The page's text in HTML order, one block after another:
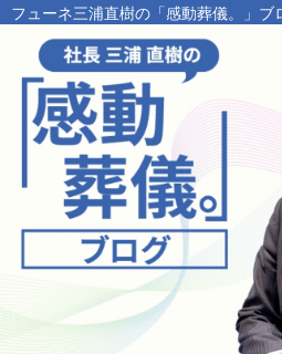
フューネ三浦直樹の「感動葬儀。」ブ